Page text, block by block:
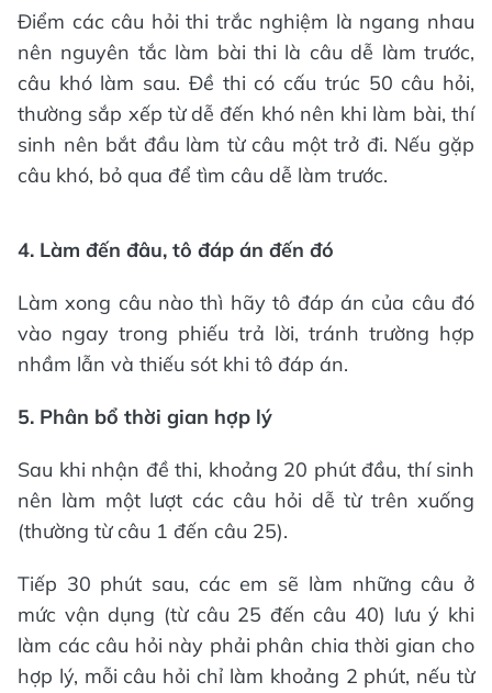
Điểm các câu hỏi thi trắc nghiệm là ngang nhau
nên nguyên tắc làm bài thi là câu dễ làm trước,
câu khó làm sau. Đề thi có cấu trúc 50 câu hỏi,
thường sắp xếp từ dễ đến khó nên khi làm bài, thí
sinh nên bắt đầu làm từ câu một trở đi. Nếu gặp
câu khó, bỏ qua để tìm câu dễ làm trước.
4. Làm đến đâu, tô đáp án đến đó
Làm xong câu nào thì hãy tô đáp án của câu đó
vào ngay trong phiếu trả lời, tránh trường hợp
nhầm lẫn và thiếu sót khi tô đáp án.
5. Phân bổ thời gian hợp lý
Sau khi nhận đề thi, khoảng 20 phút đầu, thí sinh
nên làm một lượt các câu hỏi dễ từ trên xuống
(thường từ câu 1 đến câu 25).
Tiếp 30 phút sau, các em sẽ làm những câu ở
mức vận dụng (từ câu 25 đến câu 40) lưu ý khi
làm các câu hỏi này phải phân chia thời gian cho
hợp lý, mỗi câu hỏi chỉ làm khoảng 2 phút, nếu từ